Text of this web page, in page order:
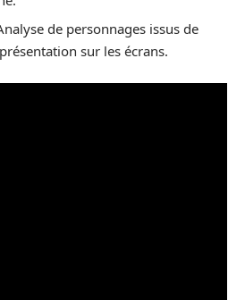
de personnages issus de
sur les écrans.